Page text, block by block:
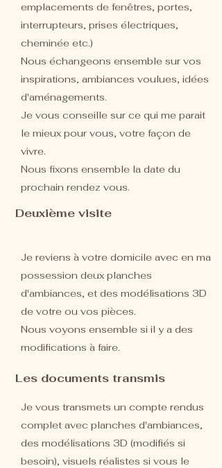
emplacements de fenêtres, portes,
interrupteurs, prises électriques,
cheminée etc.)
Nous échangeons ensemble sur vos
inspirations, ambiances voulues, idées
d'aménagements.
Je vous conseille sur ce qui me parait
le mieux pour vous, votre façon de
vivre.
Nous fixons ensemble la date du
prochain rendez vous.
Deuxième visite
Je reviens à votre domicile avec en ma
possession deux planches
d'ambiances, et des modélisations 3D
de votre ou vos pièces.
Nous voyons ensemble si il y a des
modifications à faire.
Les documents transmis
Je vous transmets un compte rendus
complet avec planches d'ambiances,
des modélisations 3D (modifiés si
besoin), visuels réalistes si vous le